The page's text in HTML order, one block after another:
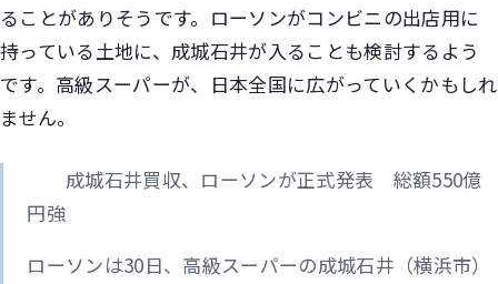
ることがありそうです。ローソンがコンビニの出店用に
持っている土地に、成城石井が入ることも検討するよう
です。高級スーパーが、日本全国に広がっていくかもしれ
ません。
成城石井買収、ローソンが正式発表 総額550億
円強
ローソンは30日、高級スーパーの成城石井（横浜市）